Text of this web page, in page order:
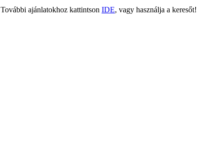
További ajánlatokhoz kattintson IDE, vagy használja a keresőt!